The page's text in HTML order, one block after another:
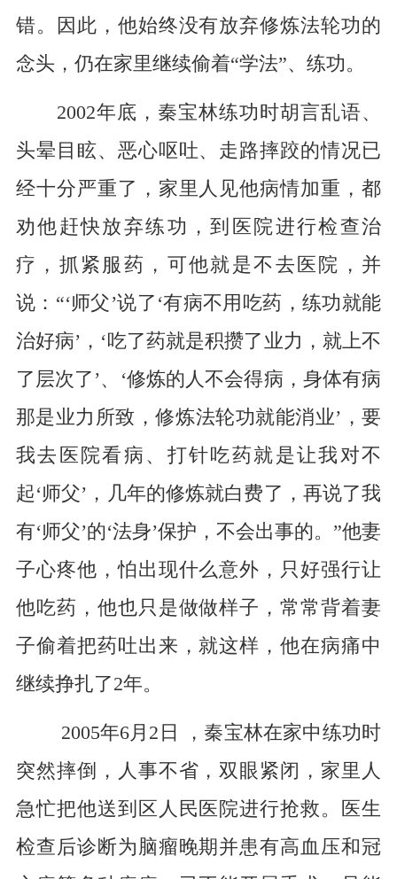
错。因此，他始终没有放弃修炼法轮功的
念头，仍在家里继续偷着“学法”、练功。
2002年底，秦宝林练功时胡言乱语、
头晕目眩、恶心呕吐、走路摔跤的情况已
经十分严重了，家里人见他病情加重，都
劝他赶快放弃练功，到医院进行检查治
疗，抓紧服药，可他就是不去医院，并
说：“‘师父’说了‘有病不用吃药，练功就能
治好病’，‘吃了药就是积攒了业力，就上不
了层次了’、‘修炼的人不会得病，身体有病
那是业力所致，修炼法轮功就能消业’，要
我去医院看病、打针吃药就是让我对不
起‘师父’，几年的修炼就白费了，再说了我
有‘师父’的‘法身’保护，不会出事的。”他妻
子心疼他，怕出现什么意外，只好强行让
他吃药，他也只是做做样子，常常背着妻
子偷着把药吐出来，就这样，他在病痛中
继续挣扎了2年。
2005年6月2日
，秦宝林在家中练功时
突然摔倒，人事不省，双眼紧闭，家里人
急忙把他送到区人民医院进行抢救。医生
检查后诊断为脑瘤晚期并患有高血压和冠